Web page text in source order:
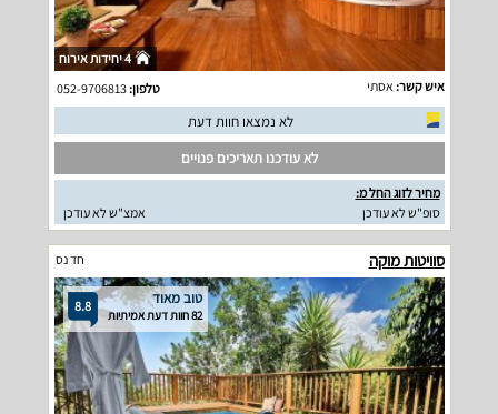
4 יחידות אירוח
איש קשר: אסתי טלפון:052-9706813
לא נמצאו חוות דעת
לא עודכנו תאריכים פנויים
מחיר לזוג החל מ:
סופ"ש לא עודכן
אמצ"ש לא עודכן
סוויטות מוקה חד נס
8.8 טוב מאוד
82 חוות דעת אמיתיות